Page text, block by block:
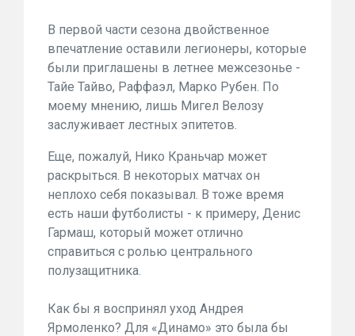
В первой части сезона двойственное
впечатление оставили легионеры, которые
были приглашены в летнее межсезонье -
Тайе Тайво, Раффаэл, Марко Рубен. По
моему мнению, лишь Мигел Велозу
заслуживает лестных эпитетов.
Еще, пожалуй, Нико Краньчар может
раскрыться. В некоторых матчах он
неплохо себя показывал. В тоже время
есть наши футболисты - к примеру, Денис
Гармаш, который может отлично
справиться с ролью центрального
полузащитника.
Как бы я воспринял уход Андрея
Ярмоленко? Для «Динамо» это была бы